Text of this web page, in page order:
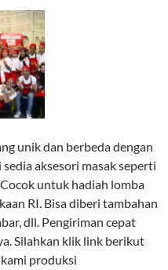
unik dan berbeda dengan
aksesori masak seperti
untuk hadiah lomba
RI. Bisa diberi tambahan
dll. Pengiriman cepat
Silahkan klik link berikut
produksi